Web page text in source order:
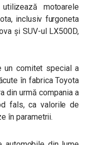
motoarele
inclusiv furgoneta
și SUV-ul LX500D,
un comitet special a
în fabrica Toyota
din urmă compania a
fals, ca valorile de
în parametrii.